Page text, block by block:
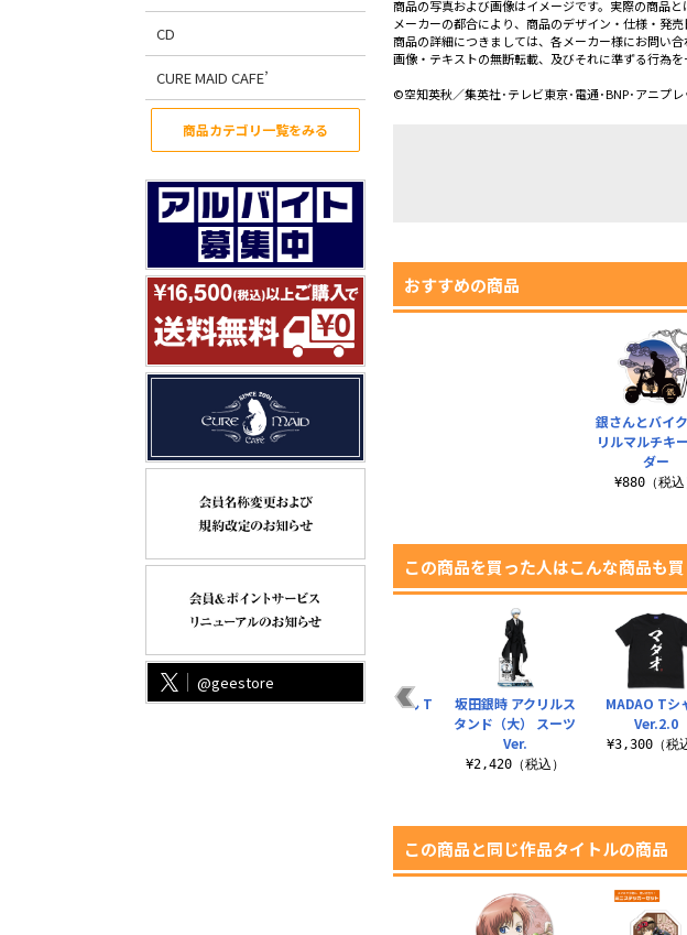
CD
CURE MAID CAFE’
商品カテゴリ一覧をみる
@geestore
商品の写真および画像はイメージです。実際の商品と
メーカーの都合により、商品のデザイン・仕様・発
商品の詳細につきましては、各メーカー様にお問い合
画像・テキストの無断転載、及びそれに準ずる行為を
©空知英秋／集英社･テレビ東京･電通･BNP･アニプレ
おすすめの商品
銀さんとバイ
リルマルチキ
ダー
¥880（税込
この商品を買った人はこんな商品も
坂田銀時 アクリルス
描き下ろし 坂田銀時
猫になった銀さん T
坂田銀時 アクリルス
タンド（大） スーツ
Ver.
¥2,420（税込）
MADAO Tシ
Ver.2.0
¥3,300（税
この商品と同じ作品タイトルの商品